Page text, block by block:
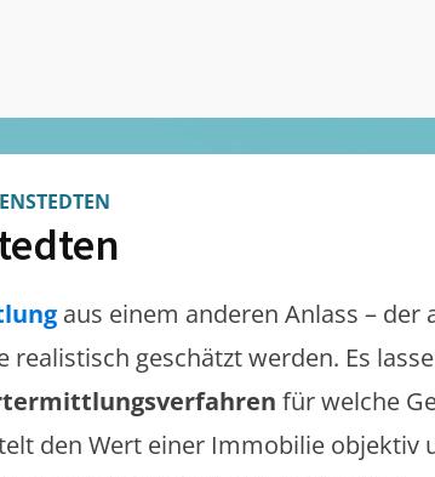
aus einem anderen Anlass – der
realistisch geschätzt werden. Es
für welche
den Wert einer Immobilie objektiv